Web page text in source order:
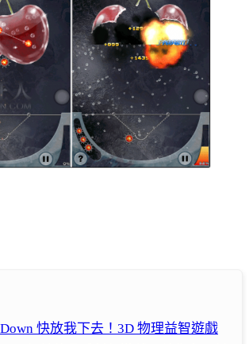
快放我下去！3D 物理益智遊戲